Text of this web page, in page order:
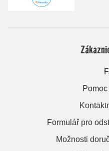
Formulář pro
Možnosti